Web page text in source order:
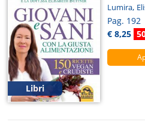
Libri
Lumira,
Pag. 192
€ 8,25